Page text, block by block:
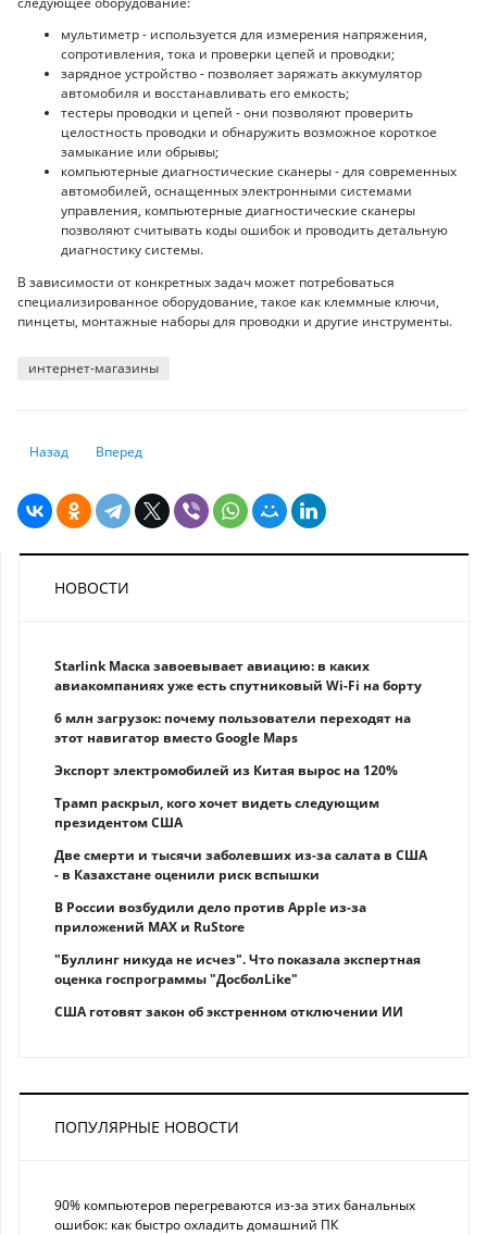
мультиметр - используется для измерения напряжения,
сопротивления, тока и проверки цепей и проводки;
зарядное устройство - позволяет заряжать аккумулятор
автомобиля и восстанавливать его емкость;
тестеры проводки и цепей - они позволяют проверить
целостность проводки и обнаружить возможное короткое
замыкание или обрывы;
компьютерные диагностические сканеры - для современных
автомобилей, оснащенных электронными системами
управления, компьютерные диагностические сканеры
позволяют считывать коды ошибок и проводить детальную
диагностику системы.
В зависимости от конкретных задач может потребоваться
специализированное оборудование, такое как клеммные ключи,
пинцеты, монтажные наборы для проводки и другие инструменты.
интернет-магазины
Предыдущий: На OZON рассказали, как выбрать и использовать
Назад Следующий: OZON: выгоды от покупки телевизора в
Вперед
НОВОСТИ
Starlink Маска завоевывает авиацию: в каких
авиакомпаниях уже есть спутниковый Wi-Fi на борту
6 млн загрузок: почему пользователи переходят на
этот навигатор вместо Google Maps
Экспорт электромобилей из Китая вырос на 120%
Трамп раскрыл, кого хочет видеть следующим
президентом США
Две смерти и тысячи заболевших из-за салата в США
- в Казахстане оценили риск вспышки
В России возбудили дело против Apple из-за
приложений MAX и RuStore
"Буллинг никуда не исчез". Что показала экспертная
оценка госпрограммы "ДосболLike"
США готовят закон об экстренном отключении ИИ
ПОПУЛЯРНЫЕ НОВОСТИ
90% компьютеров перегреваются из-за этих банальных
ошибок: как быстро охладить домашний ПК